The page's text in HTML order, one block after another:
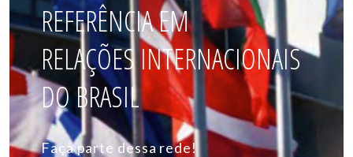
REFERÊNCIA EM
RELAÇÕES INTERNACIONAIS
DO BRASIL
Faça parte dessa rede!